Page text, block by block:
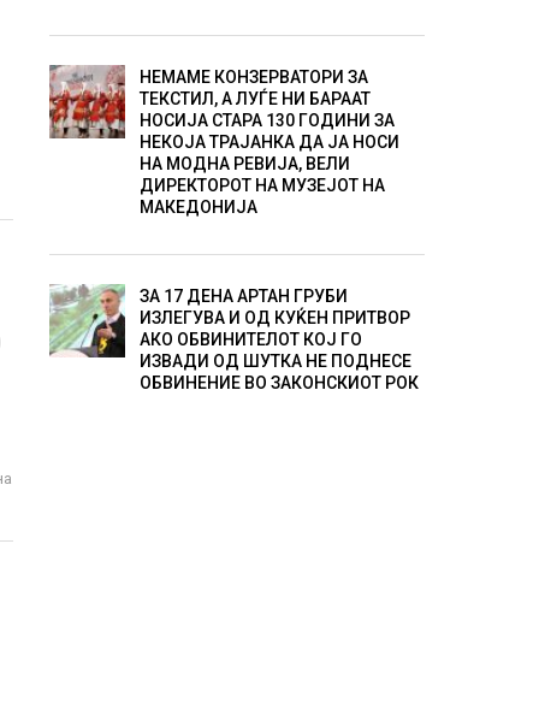
НЕМАМЕ КОНЗЕРВАТОРИ ЗА
ТЕКСТИЛ, А ЛУЃЕ НИ БАРААТ
НОСИЈА СТАРА 130 ГОДИНИ ЗА
НЕКОЈА ТРАЈАНКА ДА ЈА НОСИ
НА МОДНА РЕВИЈА, ВЕЛИ
ДИРЕКТОРОТ НА МУЗЕЈОТ НА
МАКЕДОНИЈА
ЗА 17 ДЕНА АРТАН ГРУБИ
ИЗЛЕГУВА И ОД КУЌЕН ПРИТВОР
АКО ОБВИНИТЕЛОТ КОЈ ГО
ИЗВАДИ ОД ШУТКА НЕ ПОДНЕСЕ
ОБВИНЕНИЕ ВО ЗАКОНСКИОТ РОК